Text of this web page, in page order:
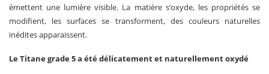
émettent une lumière visible. La matière s’oxyde, les propriétés se
modifient, les surfaces se transforment, des couleurs naturelles
inédites apparaissent.
Le Titane grade 5 a été délicatement et naturellement oxydé